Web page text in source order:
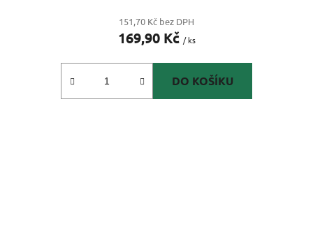
151,70 Kč bez DPH
169,90 Kč / ks
DO KOŠÍKU